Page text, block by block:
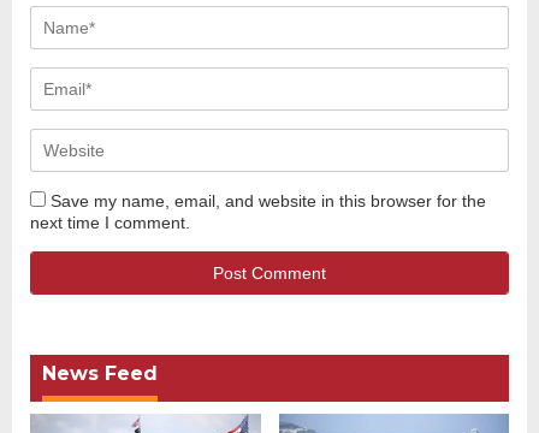
Save my name, email, and website in this browser for the
next time I comment.
News Feed